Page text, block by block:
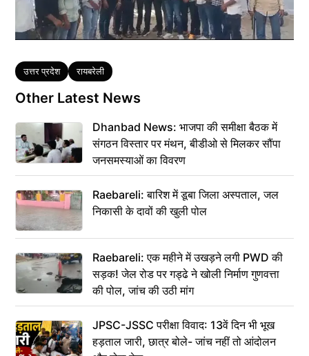
Tags
उत्तर प्रदेश रायबरेली
Other Latest News
Dhanbad News: भाजपा की समीक्षा बैठक में
संगठन विस्तार पर मंथन, बीडीओ से मिलकर सौंपा
जनसमस्याओं का विवरण
Raebareli: बारिश में डूबा जिला अस्पताल, जल
निकासी के दावों की खुली पोल
Raebareli: एक महीने में उखड़ने लगी PWD की
सड़क! जेल रोड पर गड्ढे ने खोली निर्माण गुणवत्ता
की पोल, जांच की उठी मांग
JPSC-JSSC परीक्षा विवाद: 13वें दिन भी भूख
हड़ताल जारी, छात्र बोले- जांच नहीं तो आंदोलन